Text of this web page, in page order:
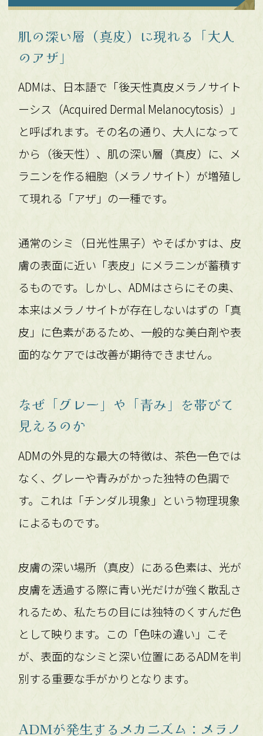
肌の深い層（真皮）に現れる「大人
のアザ」
ADMは、日本語で「後天性真皮メラノサイト
ーシス（Acquired Dermal Melanocytosis）」
と呼ばれます。その名の通り、大人になって
から（後天性）、肌の深い層（真皮）に、メ
ラニンを作る細胞（メラノサイト）が増殖し
て現れる「アザ」の一種です。
通常のシミ（日光性黒子）やそばかすは、皮
膚の表面に近い「表皮」にメラニンが蓄積す
るものです。しかし、ADMはさらにその奥、
本来はメラノサイトが存在しないはずの「真
皮」に色素があるため、一般的な美白剤や表
面的なケアでは改善が期待できません。
なぜ「グレー」や「青み」を帯びて
見えるのか
ADMの外見的な最大の特徴は、茶色一色では
なく、グレーや青みがかった独特の色調で
す。これは「チンダル現象」という物理現象
によるものです。
皮膚の深い場所（真皮）にある色素は、光が
皮膚を透過する際に青い光だけが強く散乱さ
れるため、私たちの目には独特のくすんだ色
として映ります。この「色味の違い」こそ
が、表面的なシミと深い位置にあるADMを判
別する重要な手がかりとなります。
ADMが発生するメカニズム：メラノ